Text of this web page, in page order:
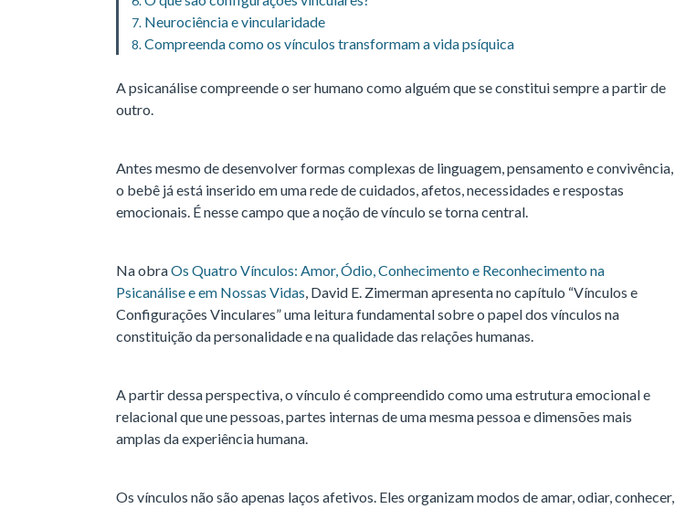
Neurociência e vincularidade
Compreenda como os vínculos transformam a vida psíquica
A psicanálise compreende o ser humano como alguém que se constitui sempre a partir de
outro.
Antes mesmo de desenvolver formas complexas de linguagem, pensamento e convivência,
o bebê já está inserido em uma rede de cuidados, afetos, necessidades e respostas
emocionais. É nesse campo que a noção de vínculo se torna central.
Na obraOs Quatro Vínculos: Amor, Ódio, Conhecimento e Reconhecimento na
Psicanálise e em Nossas Vidas, David E. Zimerman apresenta no capítulo “Vínculos e
Configurações Vinculares” uma leitura fundamental sobre o papel dos vínculos na
constituição da personalidade e na qualidade das relações humanas.
A partir dessa perspectiva, o vínculo é compreendido como uma estrutura emocional e
relacional que une pessoas, partes internas de uma mesma pessoa e dimensões mais
amplas da experiência humana.
Os vínculos não são apenas laços afetivos. Eles organizam modos de amar, odiar, conhecer,